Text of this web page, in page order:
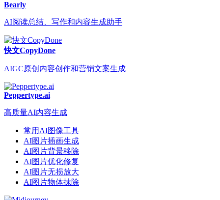
Bearly
AI阅读总结、写作和内容生成助手
快文CopyDone
AIGC原创内容创作和营销文案生成
Peppertype.ai
高质量AI内容生成
常用AI图像工具
AI图片插画生成
AI图片背景移除
AI图片优化修复
AI图片无损放大
AI图片物体抹除